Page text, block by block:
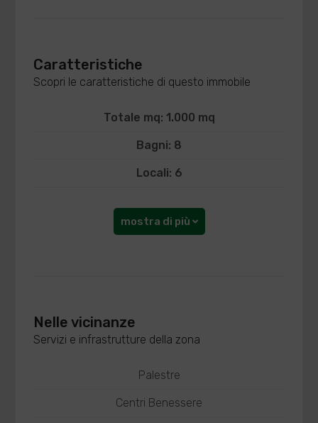
Caratteristiche
Scopri le caratteristiche di questo immobile
Totale mq: 1.000 mq
Bagni: 8
Locali: 6
mostra di più
Nelle vicinanze
Servizi e infrastrutture della zona
Palestre
Centri Benessere